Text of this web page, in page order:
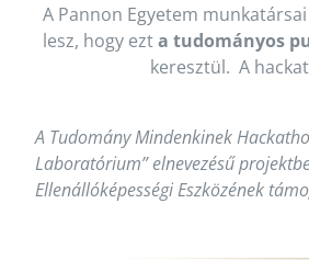
A Pannon Egyetem
lesz, hogy ezta tudományos
keresztül. A
A Tudomány Mindenkinek
Laboratórium” elnevezésű
Ellenállóképességi Eszközének